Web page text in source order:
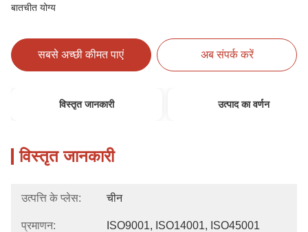
बातचीत योग्य
सबसे अच्छी कीमत पाएं अब संपर्क करें
विस्तृत जानकारी उत्पाद का वर्णन
विस्तृत जानकारी
उत्पत्ति के प्लेस: चीन
प्रमाणन: ISO9001, ISO14001, ISO45001